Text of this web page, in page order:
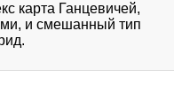
карта Ганцевичей,
и смешанный тип